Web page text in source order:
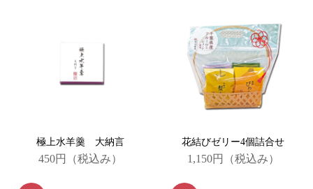
極上水羊羹 大納言
450円 （税込み）
花結びゼリー4個詰合せ
1,150円 （税込み）